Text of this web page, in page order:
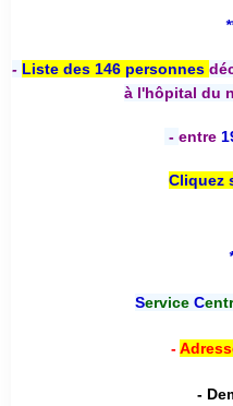
- Liste des 146 personnes
à l'hôpital du
- entre
Cliquez
Service C
-
-